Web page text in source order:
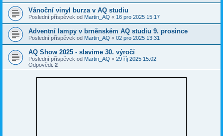
Vánoční vinyl burza v AQ studiu
Poslední příspěvek od Martin_AQ « 16 pro 2025 15:17
Adventní lampy v brněnském AQ studiu 9. prosince
Poslední příspěvek od Martin_AQ « 02 pro 2025 13:31
AQ Show 2025 - slavíme 30. výročí
Poslední příspěvek od Martin_AQ « 29 říj 2025 15:02
Odpovědi: 2